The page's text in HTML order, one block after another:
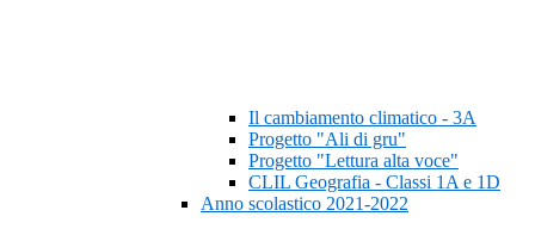
Il cambiamento climatico - 3A
Progetto "Ali di gru"
Progetto "Lettura alta voce"
CLIL Geografia - Classi 1A e 1D
Anno scolastico 2021-2022